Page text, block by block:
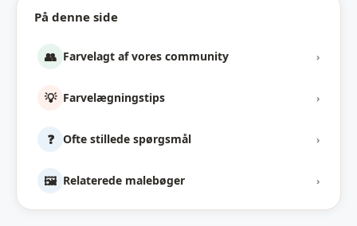
På denne side
👥 Farvelagt af vores community ›
💡 Farvelægningstips ›
❓ Ofte stillede spørgsmål ›
🖼️ Relaterede malebøger ›